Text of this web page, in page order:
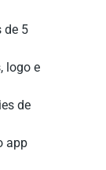
de 5
logo e
de
app